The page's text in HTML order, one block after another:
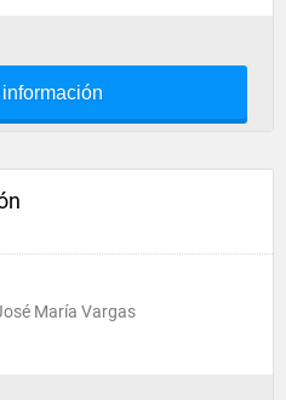
María Vargas